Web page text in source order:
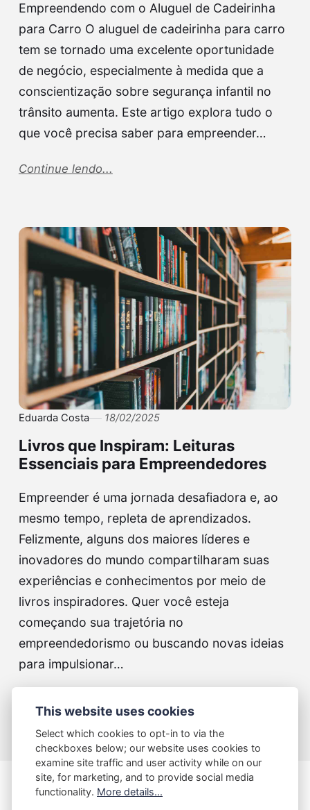
Empreendendo com o Aluguel de Cadeirinha
para Carro O aluguel de cadeirinha para carro
tem se tornado uma excelente oportunidade
de negócio, especialmente à medida que a
conscientização sobre segurança infantil no
trânsito aumenta. Este artigo explora tudo o
que você precisa saber para empreender…
Continue lendo...
Eduarda Costa 18/02/2025
Livros que Inspiram: Leituras
Essenciais para Empreendedores
Empreender é uma jornada desafiadora e, ao
mesmo tempo, repleta de aprendizados.
Felizmente, alguns dos maiores líderes e
inovadores do mundo compartilharam suas
experiências e conhecimentos por meio de
livros inspiradores. Quer você esteja
começando sua trajetória no
empreendedorismo ou buscando novas ideias
para impulsionar…
This website uses cookies
Select which cookies to opt-in to via the
checkboxes below; our website uses cookies to
examine site traffic and user activity while on our
site, for marketing, and to provide social media
functionality. More details...